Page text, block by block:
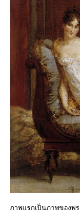
ภาพแรกเป็นภาพของพ